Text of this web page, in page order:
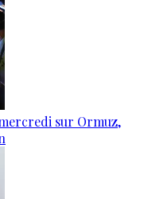
sur Ormuz,